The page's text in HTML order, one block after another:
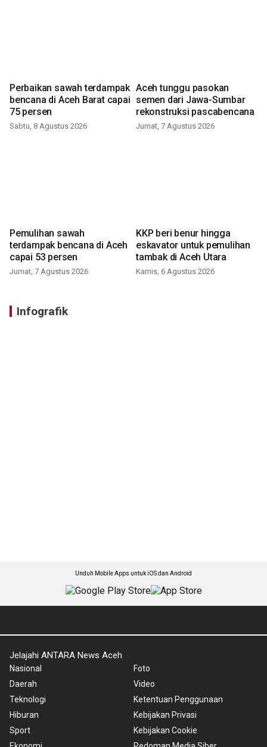
Perbaikan sawah terdampak
bencana di Aceh Barat capai
75 persen
Sabtu, 8 Agustus 2026
Aceh tunggu pasokan
semen dari Jawa-Sumbar
rekonstruksi pascabencana
Jumat, 7 Agustus 2026
Pemulihan sawah
terdampak bencana di Aceh
capai 53 persen
Jumat, 7 Agustus 2026
KKP beri benur hingga
eskavator untuk pemulihan
tambak di Aceh Utara
Kamis, 6 Agustus 2026
Infografik
Unduh Mobile Apps untuk iOS dan Android
Jelajahi ANTARA News Aceh
Nasional
Daerah
Teknologi
Hiburan
Sport
Foto
Video
Ketentuan Penggunaan
Kebijakan Privasi
Kebijakan Cookie